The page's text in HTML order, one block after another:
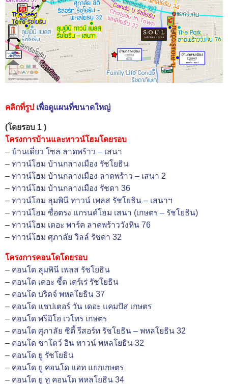
คลิกที่รูป เพื่อดูแผนที่ขนาดใหญ่
(โดยรอบ 1 )
โครงการบ้านและทาวน์โฮมโดยรอบ
– บ้านเดี่ยว โซล ลาดพร้าว – เสนา
– ทาวน์โฮม บ้านกลางเมือง รัชโยธิน
– ทาวน์โฮม บ้านกลางเมือง ลาดพร้าว – เสนา 2
– ทาวน์โฮม บ้านกลางเมือง รัชดา 36
– ทาวน์โฮม ลุมพินี ทาวน์ เพลส รัชโยธิน – เสนาฯ
– ทาวน์โฮม ซื่อตรง แกรนด์โฮม เสนา (เกษตร – รัชโยธิน)
– ทาวน์โฮม เดอะ พาร์ค ลาดพร้าววังหิน 76
– ทาวน์โฮม ศุภาลัย วิลล์ รัชดา 32
โครงการคอนโดโดยรอบ
– คอนโด ลุมพินี เพลส รัชโยธิน
– คอนโด เดอะ ซี้ด เตร์เร่ รัชโยธิน
– คอนโด บริดจ์ พหลโยธิน 37
– คอนโด แชปเตอร์ วัน เดอะ แคมปัส เกษตร
– คอนโด พรีมิโอ เวโทร เกษตร
– คอนโด ศุภาลัย ซิตี้ รีสอร์ท รัชโยธิน – พหลโยธิน 32
– คอนโด ชาโตว์ อิน ทาวน์ พหลโยธิน 32
– คอนโด ยู รัชโยธิน
– คอนโด ยู คอนโด แอท แยกเกษตร
– คอนโด ยู ทู คอนโด พหลโยธิน 34